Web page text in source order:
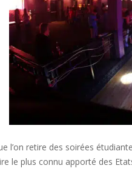
l’on retire des soirées
le plus connu apporté des